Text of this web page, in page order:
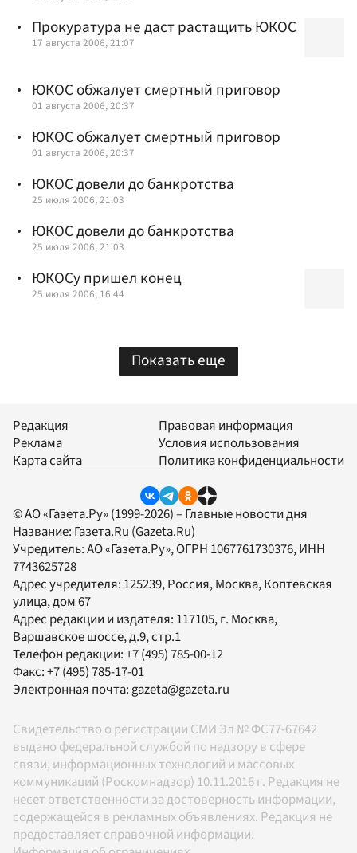
Прокуратура не даст растащить ЮКОС
17 августа 2006, 21:07
ЮКОС обжалует смертный приговор
01 августа 2006, 20:37
ЮКОС обжалует смертный приговор
01 августа 2006, 20:37
ЮКОС довели до банкротства
25 июля 2006, 21:03
ЮКОС довели до банкротства
25 июля 2006, 21:03
ЮКОСу пришел конец
25 июля 2006, 16:44
Показать еще
Редакция
Реклама
Карта сайта
Правовая информация
Условия использования
Политика конфиденциальности
© АО «Газета.Ру» (1999-2026) – Главные новости дня
Название: Газета.Ru (Gazeta.Ru)
Учредитель:АО «Газета.Ру», ОГРН 1067761730376, ИНН
7743625728
Адрес учредителя: 125239, Россия, Москва, Коптевская
улица, дом 67
Адрес редакции и издателя: 117105, г. Москва,
Варшавское шоссе, д.9, стр.1
Телефон редакции:+7 (495) 785-00-12
Факс:+7 (495) 785-17-01
Электронная почта: gazeta@gazeta.ru
Свидетельство о регистрации СМИ Эл № ФС77-67642
выдано федеральной службой по надзору в сфере
связи, информационных технологий и массовых
коммуникаций (Роскомнадзор) 10.11.2016 г. Редакция не
несет ответственности за достоверность информации,
содержащейся в рекламных объявлениях. Редакция не
предоставляет справочной информации.